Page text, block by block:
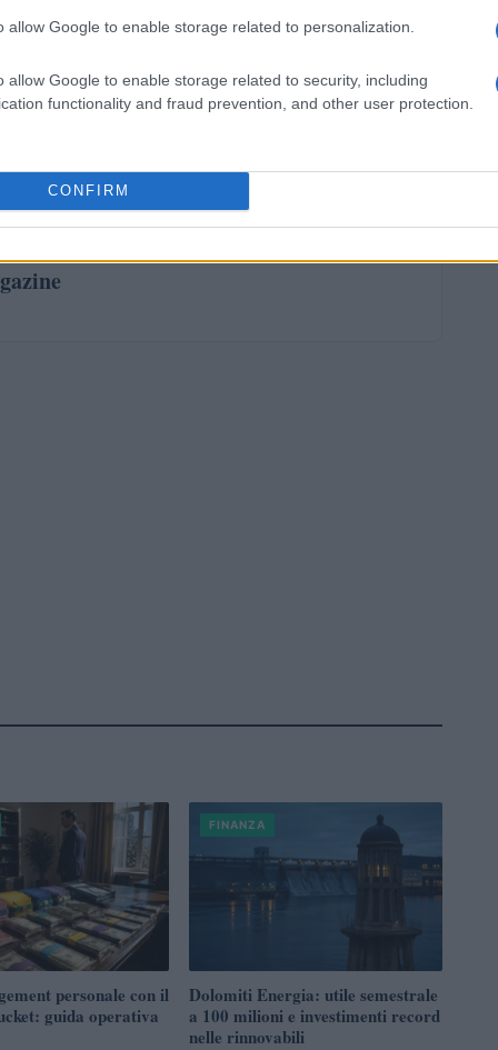
allow Google to enable storage related to personalization.
allow Google to enable storage related to security, including
functionality and fraud prevention, and other user protection.
CONFIRM
e presenta sfide significative, tra cui la
Tuttavia, STMicroelectronics si mostra
di adattarsi alle dinamiche di mercato. Con
si prepara a navigare in un contesto
posizione di leader nel settore.
personale con il
guida operativa
FINANZA
Dolomiti Energia: utile semestrale
a 100 milioni e investimenti record
nelle rinnovabili